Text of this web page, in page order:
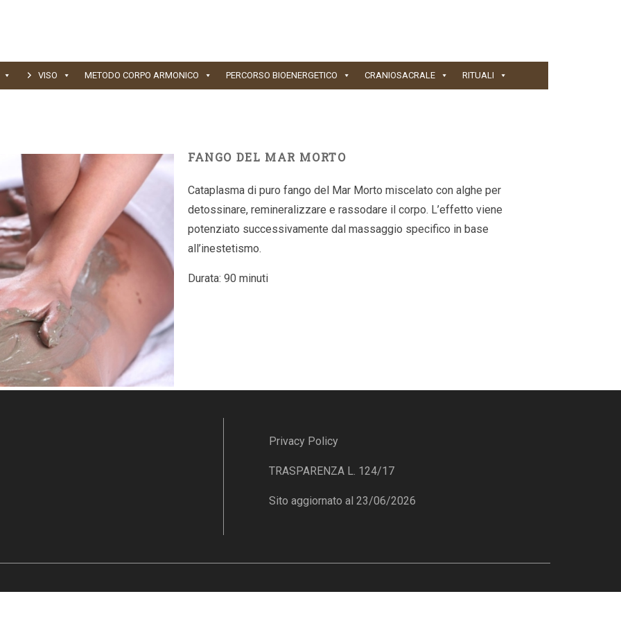
VISO METODO CORPO ARMONICO PERCORSO BIOENERGETICO CRANIOSACRALE RITUALI
FANGO DEL MAR MORTO
Cataplasma di puro fango del Mar Morto miscelato con alghe per
detossinare, remineralizzare e rassodare il corpo. L’effetto viene
potenziato successivamente dal massaggio specifico in base
all’inestetismo.
Durata: 90 minuti
Privacy Policy
TRASPARENZA L. 124/17
Sito aggiornato al 23/06/2026